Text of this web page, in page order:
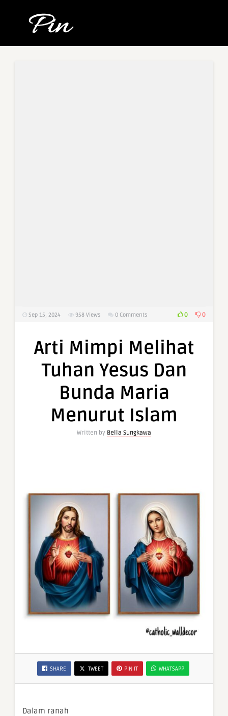
Sep 15, 2024 958 Views 0 Comments 0 0
Arti Mimpi Melihat
Tuhan Yesus Dan
Bunda Maria
Menurut Islam
Written by Bella Sungkawa
SHARE TWEET PIN IT WHATSAPP
Dalam ranah